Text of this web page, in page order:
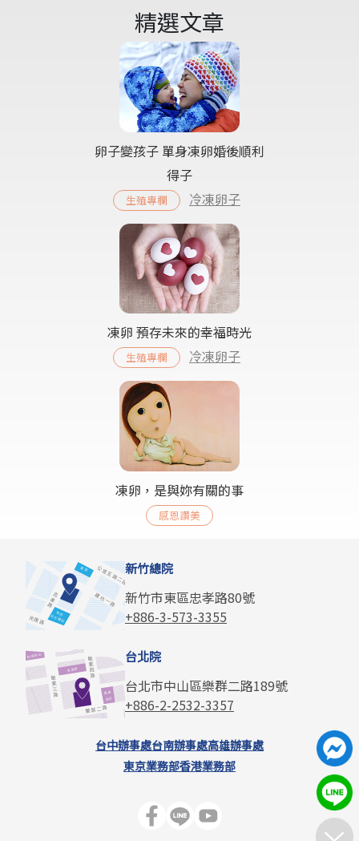
精選文章
卵子變孩子 單身凍卵婚後順利
得子
生殖專欄 冷凍卵子
凍卵 預存未來的幸福時光
生殖專欄 冷凍卵子
凍卵，是與妳有關的事
感恩讚美
新竹總院
新竹市東區忠孝路80號
+886-3-573-3355
台北院
台北市中山區樂群二路189號
+886-2-2532-3357
台中辦事處台南辦事處高雄辦事處
東京業務部香港業務部